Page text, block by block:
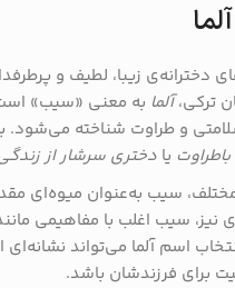
دخترانه‌ی زیبا، لطیف و
ترکی،آلما به معنی «سیب»
و طراوت شناخته می‌شود.
یا دختری سرشار از
سیب به‌عنوان میوه‌ای
نیز، سیب اغلب با مفاهیمی
اسم آلما می‌تواند
برای فرزندشان باشد.